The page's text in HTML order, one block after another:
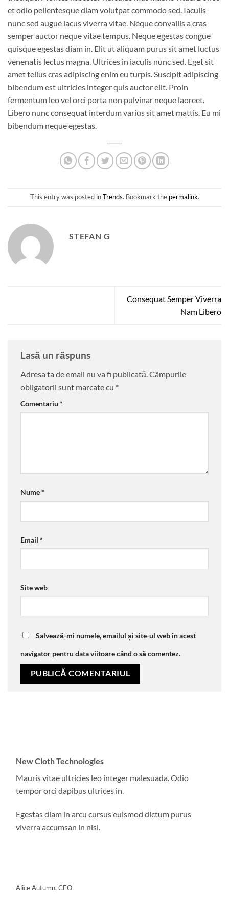
et odio pellentesque diam volutpat commodo sed. Iaculis
nunc sed augue lacus viverra vitae. Neque convallis a cras
semper auctor neque vitae tempus. Neque egestas congue
quisque egestas diam in. Elit ut aliquam purus sit amet luctus
venenatis lectus magna. Ultrices in iaculis nunc sed. Eget sit
amet tellus cras adipiscing enim eu turpis. Suscipit adipiscing
bibendum est ultricies integer quis auctor elit. Proin
fermentum leo vel orci porta non pulvinar neque laoreet.
Libero nunc consequat interdum varius sit amet mattis. Eu mi
bibendum neque egestas.
This entry was posted inTrends. Bookmark the permalink.
STEFAN G
Consequat Semper Viverra
Nam Libero
Lasă un răspuns
Adresa ta de email nu va fi publicată.Câmpurile
obligatorii sunt marcate cu *
Comentariu *
Nume*
Email *
Site web
Salvează-mi numele, emailul și site-ul web în acest
navigator pentru data viitoare când o să comentez.
New Cloth Technologies
Mauris vitae ultricies leo integer malesuada. Odio
tempor orci dapibus ultrices in.
Egestas diam in arcu cursus euismod dictum purus
viverra accumsan in nisl.
Alice Autumn, CEO